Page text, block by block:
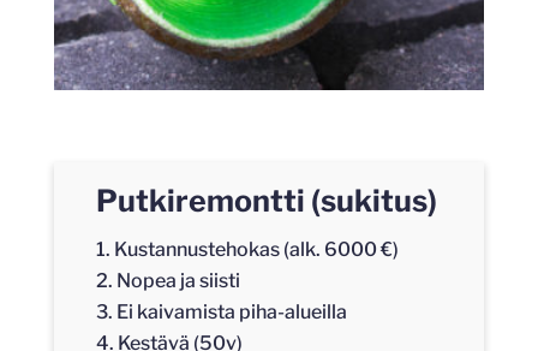
Putkiremontti (sukitus)
Kustannustehokas (alk. 6000 €)
Nopea ja siisti
Ei kaivamista piha-alueilla
Kestävä (50v)